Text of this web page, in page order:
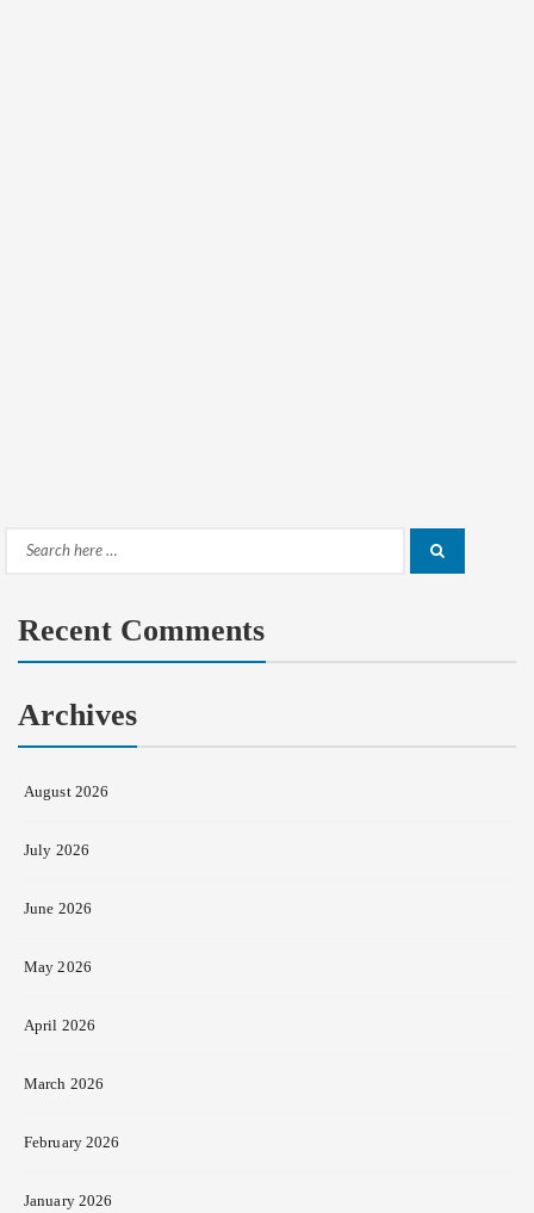
Search
Recent Comments
Archives
August 2026
July 2026
June 2026
May 2026
April 2026
March 2026
February 2026
January 2026